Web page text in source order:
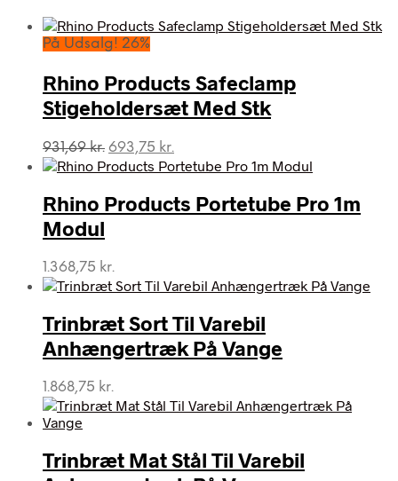
På Udsalg! 26%
Rhino Products Safeclamp
Stigeholdersæt Med Stk
931,69kr. Den
oprindelige
var:
931,69 kr..
693,75 kr.
aktuelle
er:
693,75 kr..
Rhino Products Portetube Pro 1m
Modul
1.368,75 kr.
Trinbræt Sort Til Varebil
Anhængertræk På Vange
1.868,75 kr.
Trinbræt Mat Stål Til Varebil